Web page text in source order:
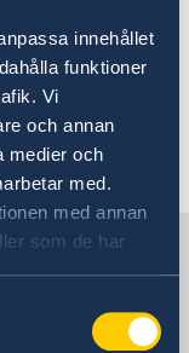
innehållet
funktioner
Vi
och annan
medier och
med.
med annan
som de har